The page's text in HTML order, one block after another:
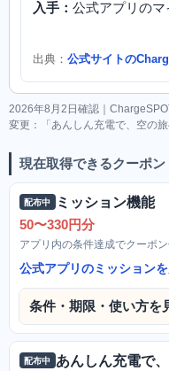
入手： 公式アプリの
出典： 公式サイトの
2026年8月2日確認｜
変更：「あんしん充電で、空の
現在取得できるクーポン
配布中
ミッション機能
50〜330円分
アプリ内の条件達成でクーポ
公式アプリのミッション
条件・期限・使い方を
配布中
あんしん充電で